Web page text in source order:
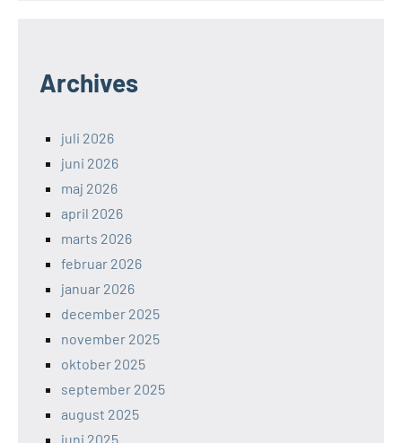
Archives
juli 2026
juni 2026
maj 2026
april 2026
marts 2026
februar 2026
januar 2026
december 2025
november 2025
oktober 2025
september 2025
august 2025
juni 2025